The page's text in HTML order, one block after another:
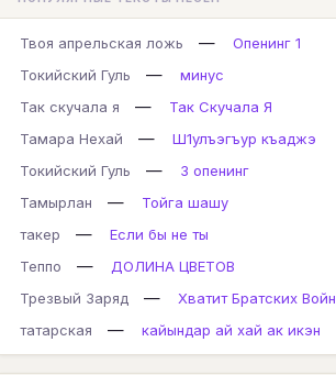
Твоя апрельская ложь —
Опенинг 1
Токийский Гуль
—
минус
Так скучала я
—
Так Скучала Я
Тамара Нехай
—
Ш1улъэгъур къаджэ
Токийский Гуль
—
3 опенинг
Тамырлан
—
Тойга шашу
такер
—
Если бы не ты
Теппо
—
ДОЛИНА ЦВЕТОВ
Трезвый Заряд
—
Хватит Братских Войн
татарская
— кайындар ай хай ак икэн